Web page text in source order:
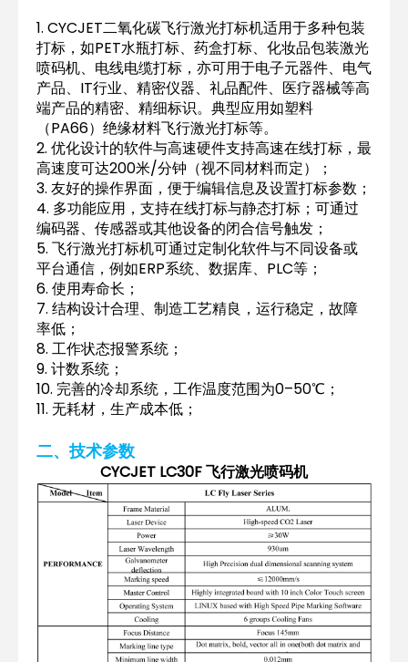
1. CYCJET二氧化碳飞行激光打标机适用于多种包装
打标，如PET水瓶打标、药盒打标、化妆品包装激光
喷码机、电线电缆打标，亦可用于电子元器件、电气
产品、IT行业、精密仪器、礼品配件、医疗器械等高
端产品的精密、精细标识。典型应用如塑料
（PA66）绝缘材料飞行激光打标等。
2. 优化设计的软件与高速硬件支持高速在线打标，最
高速度可达200米/分钟（视不同材料而定）；
3. 友好的操作界面，便于编辑信息及设置打标参数；
4. 多功能应用，支持在线打标与静态打标；可通过
编码器、传感器或其他设备的闭合信号触发；
5. 飞行激光打标机可通过定制化软件与不同设备或
平台通信，例如ERP系统、数据库、PLC等；
6. 使用寿命长；
7. 结构设计合理、制造工艺精良，运行稳定，故障
率低；
8. 工作状态报警系统；
9. 计数系统；
10. 完善的冷却系统，工作温度范围为0–50℃；
11. 无耗材，生产成本低；
二、技术参数
CYCJET LC30F 飞行激光喷码机